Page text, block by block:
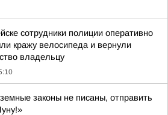
сотрудники полиции оперативно
кражу велосипеда и вернули
владельцу
законы не писаны, отправить